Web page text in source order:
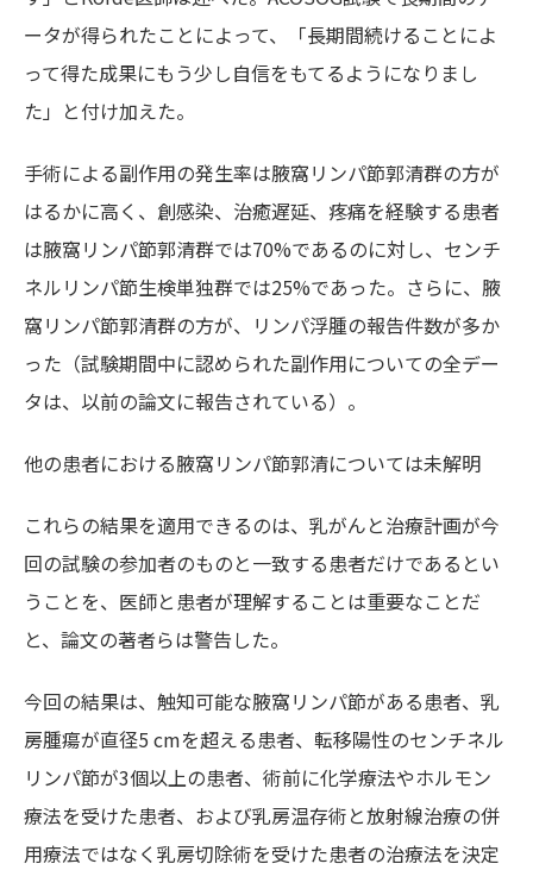
ータが得られたことによって、「長期間続けることによ
って得た成果にもう少し自信をもてるようになりまし
た」と付け加えた。
手術による副作用の発生率は腋窩リンパ節郭清群の方が
はるかに高く、創感染、治癒遅延、疼痛を経験する患者
は腋窩リンパ節郭清群では70%であるのに対し、センチ
ネルリンパ節生検単独群では25%であった。さらに、腋
窩リンパ節郭清群の方が、リンパ浮腫の報告件数が多か
った（試験期間中に認められた副作用についての全デー
タは、以前の論文に報告されている）。
他の患者における腋窩リンパ節郭清については未解明
これらの結果を適用できるのは、乳がんと治療計画が今
回の試験の参加者のものと一致する患者だけであるとい
うことを、医師と患者が理解することは重要なことだ
と、論文の著者らは警告した。
今回の結果は、触知可能な腋窩リンパ節がある患者、乳
房腫瘍が直径5 cmを超える患者、転移陽性のセンチネル
リンパ節が3個以上の患者、術前に化学療法やホルモン
療法を受けた患者、および乳房温存術と放射線治療の併
用療法ではなく乳房切除術を受けた患者の治療法を決定